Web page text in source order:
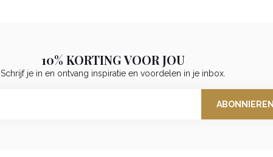
10% KORTING VOOR JOU
Schrijf je in en ontvang inspiratie en voordelen in je inbox.
ABONNIEREN